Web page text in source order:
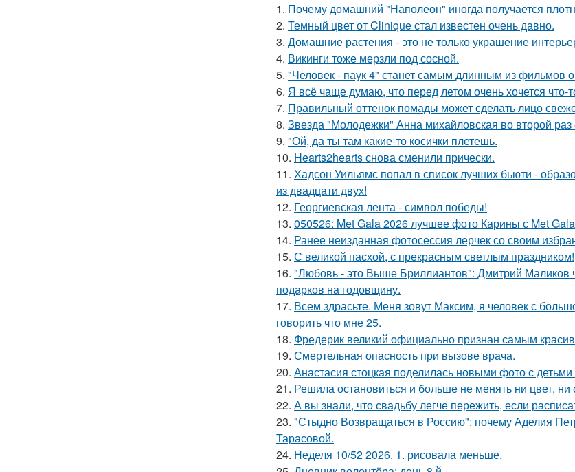
1. Почему домашний "Наполеон" иногда получается
2. Темный цвет от Clinique стал известен очень давно.
3. Домашние растения - это не только украшение
4. Викинги тоже мерзли под сосной.
5. "Человек - паук 4" станет самым длинным из фильмов
6. Я всё чаще думаю, что перед летом очень хочется что-
7. Правильный оттенок помады может сделать лицо
8. Звезда "Молодежки" Анна михайловская во второй
9. "Ой, да ты там какие-то косички плетешь.
10. Hearts2hearts снова сменили прически.
11. Хадсон Уильямс попал в список лучших бьюти -
из двадцати двух!
12. Георгиевская лента - символ победы!
13. 050526: Met Gala 2026 лучшее фото Карины с Met
14. Ранее неизданная фотосессия лерчек со своим
15. С великой пасхой, с прекрасным светлым праздником!
16. "Любовь - это Выше Бриллиантов": Дмитрий Маликов
подарков на годовщину.
17. Всем здрасьте. Меня зовут Максим, я человек с
говорить что мне 25.
18. Фредерик великий официально признан самым
19. Смертельная опасность при вызове врача.
20. Анастасия стоцкая поделилась новыми фото с
21. Решила остановиться и больше не менять ни цвет, ни
22. А вы знали, что свадьбу легче пережить, если
23. "Стыдно Возвращаться в Россию": почему Аделия
Тарасовой.
24. Неделя 10/52 2026. 1. рисовала меньше.